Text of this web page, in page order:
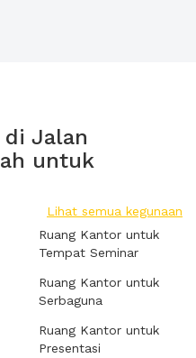
di Jalan
untuk
Lihat semua kegunaan
Ruang Kantor untuk
Tempat Seminar
Ruang Kantor untuk
Serbaguna
Ruang Kantor untuk
Presentasi